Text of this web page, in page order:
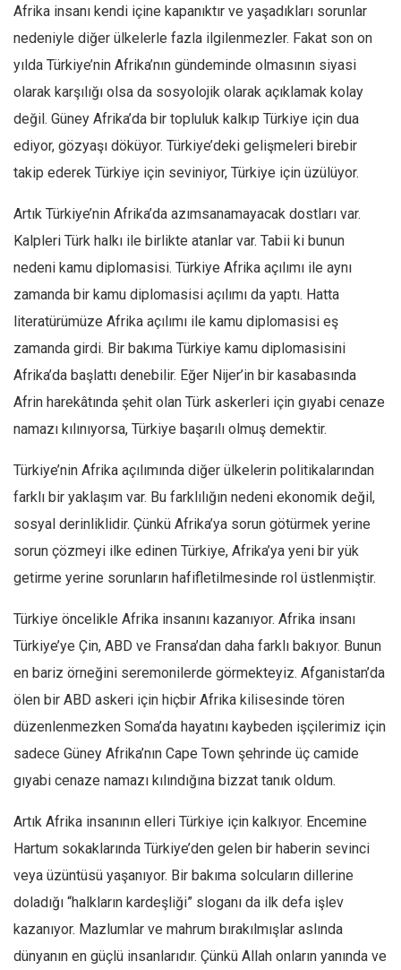
Selçuk Türkyılmaz
Mehmet Ali Tekin
Amina S. Jenenkovic
Bağdagül Öz
Esra Elönü
Tüm Sayılar
Kategoriler
Kültür Sanat
Kitap
Karisi kitap sualleri
7 soruda bu hafta
Spor
Manzara
Sağlık
Gıda-Beslenme
Türkiye
Siyaset
Dünya
Amerika
Dosyalar
Afrika insanı kendi içine kapanıktır ve yaşadıkları sorunlar
nedeniyle diğer ülkelerle fazla ilgilenmezler. Fakat son on
yılda Türkiye’nin Afrika’nın gündeminde olmasının siyasi
olarak karşılığı olsa da sosyolojik olarak açıklamak kolay
değil. Güney Afrika’da bir topluluk kalkıp Türkiye için dua
ediyor, gözyaşı döküyor. Türkiye’deki gelişmeleri birebir
takip ederek Türkiye için seviniyor, Türkiye için üzülüyor.
Artık Türkiye’nin Afrika’da azımsanamayacak dostları var.
Kalpleri Türk halkı ile birlikte atanlar var. Tabii ki bunun
nedeni kamu diplomasisi. Türkiye Afrika açılımı ile aynı
zamanda bir kamu diplomasisi açılımı da yaptı. Hatta
literatürümüze Afrika açılımı ile kamu diplomasisi eş
zamanda girdi. Bir bakıma Türkiye kamu diplomasisini
Afrika’da başlattı denebilir. Eğer Nijer’in bir kasabasında
Afrin harekâtında şehit olan Türk askerleri için gıyabi cenaze
namazı kılınıyorsa, Türkiye başarılı olmuş demektir.
Türkiye’nin Afrika açılımında diğer ülkelerin politikalarından
farklı bir yaklaşım var. Bu farklılığın nedeni ekonomik değil,
sosyal derinliklidir. Çünkü Afrika’ya sorun götürmek yerine
sorun çözmeyi ilke edinen Türkiye, Afrika’ya yeni bir yük
getirme yerine sorunların hafifletilmesinde rol üstlenmiştir.
Türkiye öncelikle Afrika insanını kazanıyor. Afrika insanı
Türkiye’ye Çin, ABD ve Fransa’dan daha farklı bakıyor. Bunun
en bariz örneğini seremonilerde görmekteyiz. Afganistan’da
ölen bir ABD askeri için hiçbir Afrika kilisesinde tören
düzenlenmezken Soma’da hayatını kaybeden işçilerimiz için
sadece Güney Afrika’nın Cape Town şehrinde üç camide
gıyabi cenaze namazı kılındığına bizzat tanık oldum.
Artık Afrika insanının elleri Türkiye için kalkıyor. Encemine
Hartum sokaklarında Türkiye’den gelen bir haberin sevinci
veya üzüntüsü yaşanıyor. Bir bakıma solcuların dillerine
doladığı “halkların kardeşliği” sloganı da ilk defa işlev
kazanıyor. Mazlumlar ve mahrum bırakılmışlar aslında
dünyanın en güçlü insanlarıdır. Çünkü Allah onların yanında ve